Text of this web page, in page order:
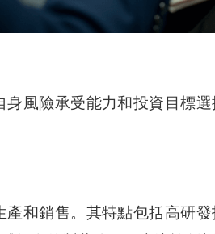
風險承受能力和投資目標
和銷售。其特點包括高研